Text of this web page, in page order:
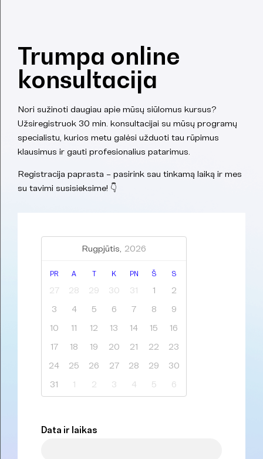
Trumpa online
konsultacija
Nori sužinoti daugiau apie mūsų siūlomus kursus?
Užsiregistruok 30 min. konsultacijai su mūsų programų
specialistu, kurios metu galėsi užduoti tau rūpimus
klausimus ir gauti profesionalius patarimus.
Registracija paprasta – pasirink sau tinkamą laiką ir mes
su tavimi susisieksime! 👇
Rugpjūtis, 2026
PR A T K PN Š S
27 28 29 30 31 1
2
3
4 5 6 7 8
9
10
11 12 13 14 15
16
17
18 19 20 21 22
23
24
25 26 27 28 29
30
31
1 2 3 4 5 6
Data ir laikas